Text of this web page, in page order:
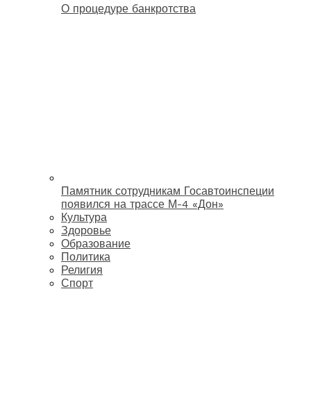
О процедуре банкротства
Памятник сотрудникам Госавтоинспеции
появился на трассе М-4 «Дон»
Культура
Здоровье
Образование
Политика
Религия
Спорт